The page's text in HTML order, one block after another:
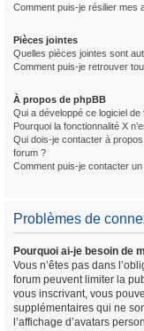
Comment puis-je résilier mes
Pièces jointes
Quelles pièces jointes sont
Comment puis-je retrouver
À propos de phpBB
Qui a développé ce logiciel
Pourquoi la fonctionnalité X
Qui dois-je contacter à
forum ?
Comment puis-je contacter
Problèmes de
Pourquoi ai-je besoin de
Vous n’êtes pas dans
forum peuvent limiter la
vous inscrivant, vous
supplémentaires qui ne
l’affichage d’avatars